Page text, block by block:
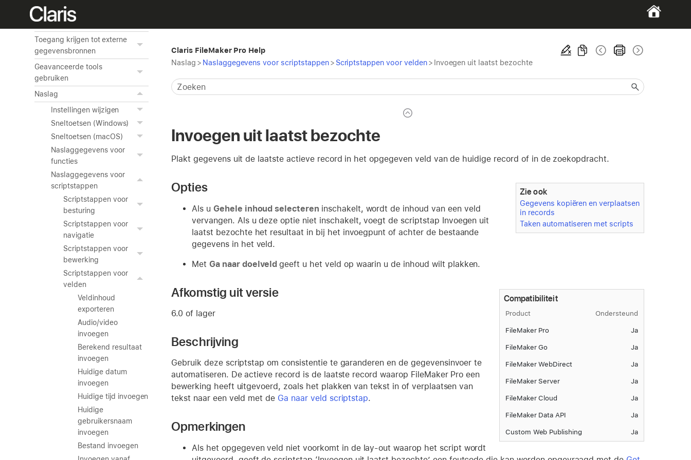
ODBC en JDBC gebruiken
met FileMaker Pro
Toegang krijgen tot externe
gegevensbronnen
Geavanceerde tools
gebruiken
Naslag
Instellingen wijzigen
Sneltoetsen (Windows)
Sneltoetsen (macOS)
Naslaggegevens voor
functies
Naslaggegevens voor
scriptstappen
Scriptstappen voor
besturing
Scriptstappen voor
navigatie
Scriptstappen voor
bewerking
Scriptstappen voor
velden
Veldinhoud
exporteren
Audio/video
invoegen
Berekend resultaat
invoegen
Huidige datum
invoegen
Huidige tijd invoegen
Huidige
gebruikersnaam
invoegen
Bestand invoegen
Claris FileMaker Pro Help
Naslag > Naslaggegevens voor scriptstappen> Scriptstappen voor velden> Invoegen uit laatst bezochte
Invoegen uit laatst bezochte
Plakt gegevens uit de laatste actieve record in het opgegeven veld van de huidige record of in de zoekopdracht.
Zie ook
Gegevens kopiëren en verplaatsen
in records
Taken automatiseren met scripts
Opties
Als u Gehele inhoud selecteren inschakelt, wordt de inhoud van een veld
vervangen. Als u deze optie niet inschakelt, voegt de scriptstap Invoegen uit
laatst bezochte het resultaat in bij het invoegpunt of achter de bestaande
gegevens in het veld.
Met Ga naar doelveldgeeft u het veld op waarin u de inhoud wilt plakken.
Compatibiliteit
Product Ondersteund
FileMaker Pro Ja
FileMaker Go Ja
FileMaker WebDirect Ja
FileMaker Server Ja
FileMaker Cloud Ja
FileMaker Data API Ja
Custom Web Publishing Ja
Afkomstig uit versie
6.0 of lager
Beschrijving
Gebruik deze scriptstap om consistentie te garanderen en de gegevensinvoer te
automatiseren. De actieve record is de laatste record waarop FileMaker Pro een
bewerking heeft uitgevoerd, zoals het plakken van tekst in of verplaatsen van
tekst naar een veld met de Ga naar veld scriptstap.
Opmerkingen
Als het opgegeven veld niet voorkomt in de lay-out waarop het script wordt